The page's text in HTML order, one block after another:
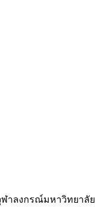
ฬาลงกรณ์มหาวิทยาลัย